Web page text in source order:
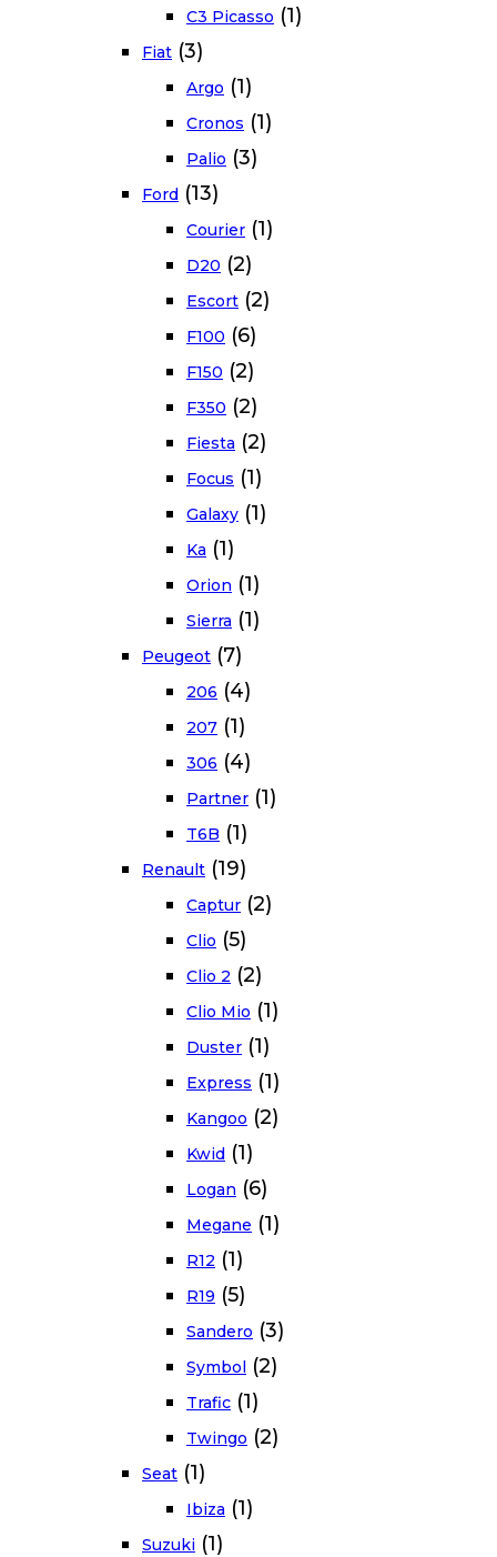
C3 Picasso (1)
Fiat (3)
Argo (1)
Cronos (1)
Palio (3)
Ford (13)
Courier (1)
D20 (2)
Escort (2)
F100 (6)
F150 (2)
F350 (2)
Fiesta (2)
Focus (1)
Galaxy (1)
Ka (1)
Orion (1)
Sierra (1)
Peugeot (7)
206 (4)
207 (1)
306 (4)
Partner (1)
T6B (1)
Renault (19)
Captur (2)
Clio (5)
Clio 2 (2)
Clio Mio (1)
Duster (1)
Express (1)
Kangoo (2)
Kwid (1)
Logan (6)
Megane (1)
R12 (1)
R19 (5)
Sandero (3)
Symbol (2)
Trafic (1)
Twingo (2)
Seat (1)
Ibiza (1)
Suzuki (1)